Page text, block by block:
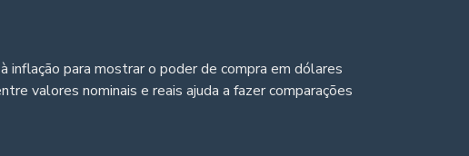
inflação para mostrar o poder de compra em dólares
valores nominais e reais ajuda a fazer comparações